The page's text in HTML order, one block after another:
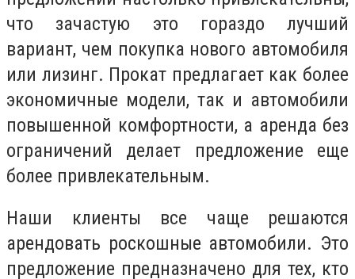
что зачастую это гораздо лучший
вариант, чем покупка нового автомобиля
или лизинг. Прокат предлагает как более
экономичные модели, так и автомобили
повышенной комфортности, а аренда без
ограничений делает предложение еще
более привлекательным.
Наши клиенты все чаще решаются
арендовать роскошные автомобили. Это
предложение предназначено для тех, кто